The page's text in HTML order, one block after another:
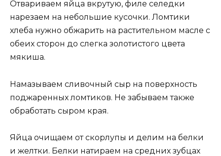
Отвариваем яйца вкрутую, филе селедки
нарезаем на небольшие кусочки. Ломтики
хлеба нужно обжарить на растительном масле с
обеих сторон до слегка золотистого цвета
мякиша.
Намазываем сливочный сыр на поверхность
поджаренных ломтиков. Не забываем также
обработать сыром края.
Яйца очищаем от скорлупы и делим на белки
и желтки. Белки натираем на средних зубцах